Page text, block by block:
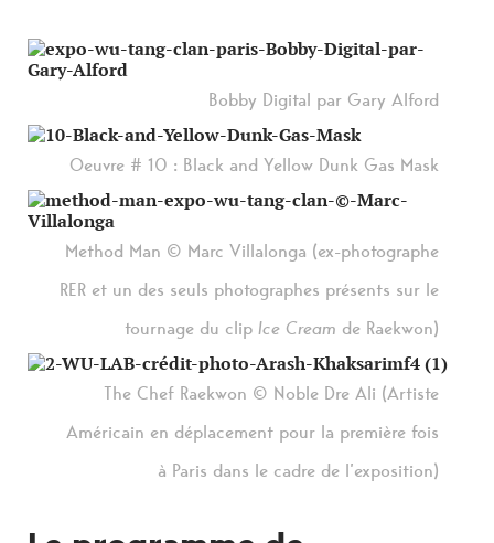
Bobby Digital par Gary Alford
Oeuvre # 10 : Black and Yellow Dunk Gas Mask
Method Man © Marc Villalonga (ex-photographe
RER et un des seuls photographes présents sur le
tournage du clip Ice Cream de Raekwon)
The Chef Raekwon © Noble Dre Ali (Artiste
Américain en déplacement pour la première fois
à Paris dans le cadre de l’exposition)